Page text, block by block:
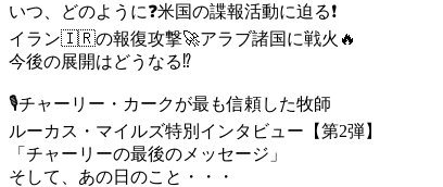
いつ、どのように❓米国の諜報活動に迫る❗️
イラン🇮🇷の報復攻撃🚀アラブ諸国に戦火🔥
今後の展開はどうなる⁉️
🎙チャーリー・カークが最も信頼した牧師
ルーカス・マイルズ特別インタビュー【第2弾】
「チャーリーの最後のメッセージ」
そして、あの日のこと・・・